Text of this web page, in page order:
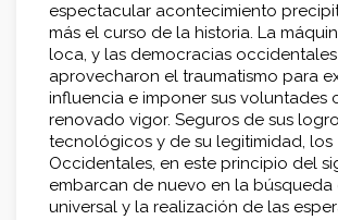
espectacular acontecimiento
más el curso de la historia. La
loca, y las democracias occidentales
aprovecharon el traumatismo para
influencia e imponer sus voluntades
renovado vigor. Seguros de sus
tecnológicos y de su legitimidad, los
Occidentales, en este principio del
embarcan de nuevo en la búsqueda
universal y la realización de las